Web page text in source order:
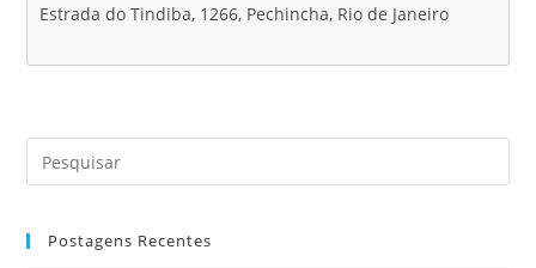
Estrada do Tindiba, 1266, Pechincha, Rio de Janeiro
Postagens Recentes